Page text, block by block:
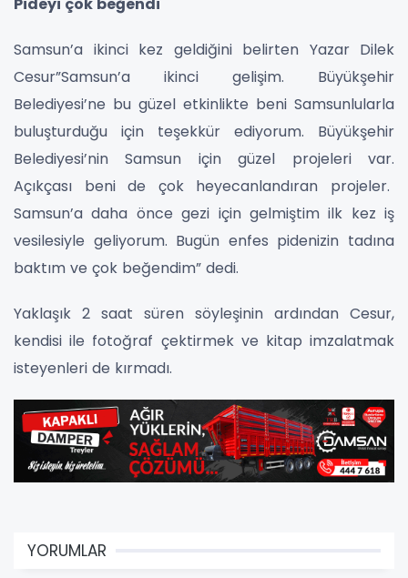
Samsun’a ikinci kez geldiğini belirten Yazar Dilek
Cesur”Samsun’a ikinci gelişim. Büyükşehir
Belediyesi’ne bu güzel etkinlikte beni Samsunlularla
buluşturduğu için teşekkür ediyorum. Büyükşehir
Belediyesi’nin Samsun için güzel projeleri var.
Açıkçası beni de çok heyecanlandıran projeler.
Samsun’a daha önce gezi için gelmiştim ilk kez iş
vesilesiyle geliyorum. Bugün enfes pidenizin tadına
baktım ve çok beğendim” dedi.
Yaklaşık 2 saat süren söyleşinin ardından Cesur,
kendisi ile fotoğraf çektirmek ve kitap imzalatmak
isteyenleri de kırmadı.
YORUMLAR